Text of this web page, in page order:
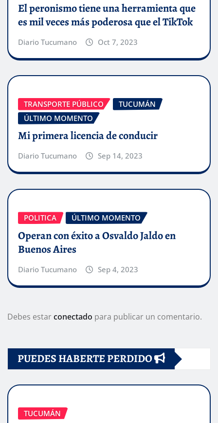
El peronismo tiene una herramienta que
es mil veces más poderosa que el TikTok
Diario Tucumano Oct 7, 2023
TRANSPORTE PÚBLICO
TUCUMÁN
ÚLTIMO MOMENTO
Mi primera licencia de conducir
Diario Tucumano Sep 14, 2023
POLITICA ÚLTIMO MOMENTO
Operan con éxito a Osvaldo Jaldo en
Buenos Aires
Diario Tucumano Sep 4, 2023
Debes estarconectado para publicar un comentario.
PUEDES HABERTE PERDIDO
TUCUMÁN